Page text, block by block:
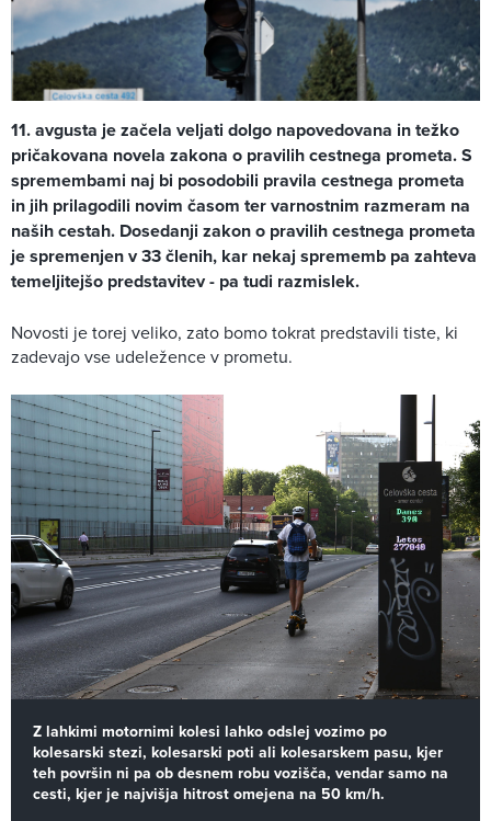
11. avgusta je začela veljati dolgo napovedovana in težko
pričakovana novela zakona o pravilih cestnega prometa. S
spremembami naj bi posodobili pravila cestnega prometa
in jih prilagodili novim časom ter varnostnim razmeram na
naših cestah. Dosedanji zakon o pravilih cestnega prometa
je spremenjen v 33 členih, kar nekaj sprememb pa zahteva
temeljitejšo predstavitev - pa tudi razmislek.
Novosti je torej veliko, zato bomo tokrat predstavili tiste, ki
zadevajo vse udeležence v prometu.
Z lahkimi motornimi kolesi lahko odslej vozimo po
kolesarski stezi, kolesarski poti ali kolesarskem pasu, kjer
teh površin ni pa ob desnem robu vozišča, vendar samo na
cesti, kjer je najvišja hitrost omejena na 50 km/h.